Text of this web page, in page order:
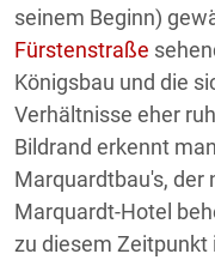
seinem Beginn)
Fürstenstraße
Königsbau und die
Verhältnisse eher
Bildrand erkennt
Marquardtbau's, der
Marquardt-Hotel
zu diesem